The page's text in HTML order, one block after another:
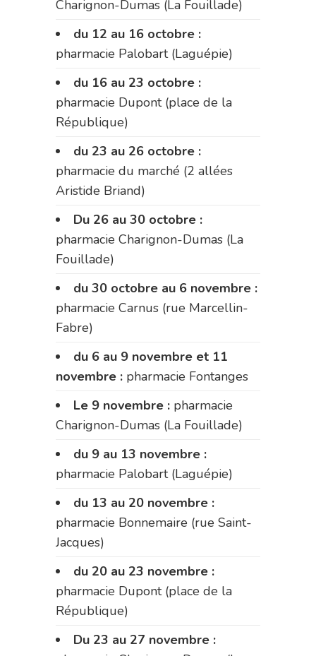
Charignon-Dumas (La Fouillade)
du 12 au 16 octobre :
pharmacie Palobart (Laguépie)
du 16 au 23 octobre :
pharmacie Dupont (place de la
République)
du 23 au 26 octobre :
pharmacie du marché (2 allées
Aristide Briand)
Du 26 au 30 octobre :
pharmacie Charignon-Dumas (La
Fouillade)
du 30 octobre au 6 novembre :
pharmacie Carnus (rue Marcellin-
Fabre)
du 6 au 9 novembre et 11
novembre : pharmacie Fontanges
Le 9 novembre : pharmacie
Charignon-Dumas (La Fouillade)
du 9 au 13 novembre :
pharmacie Palobart (Laguépie)
du 13 au 20 novembre :
pharmacie Bonnemaire (rue Saint-
Jacques)
du 20 au 23 novembre :
pharmacie Dupont (place de la
République)
Du 23 au 27 novembre :